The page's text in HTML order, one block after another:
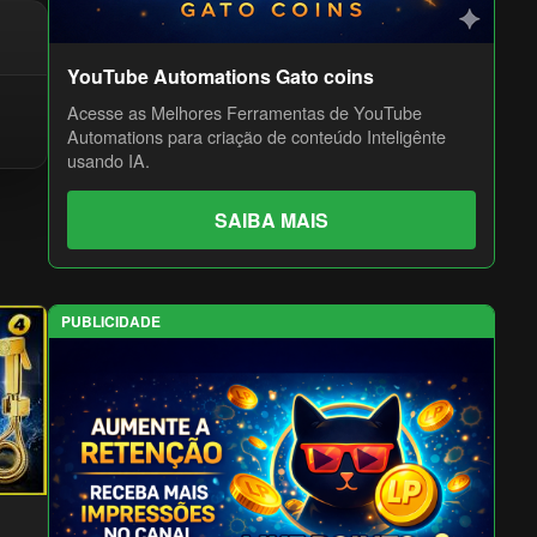
YouTube Automations Gato coins
Acesse as Melhores Ferramentas de YouTube
Automations para criação de conteúdo Inteligênte
usando IA.
SAIBA MAIS
PUBLICIDADE